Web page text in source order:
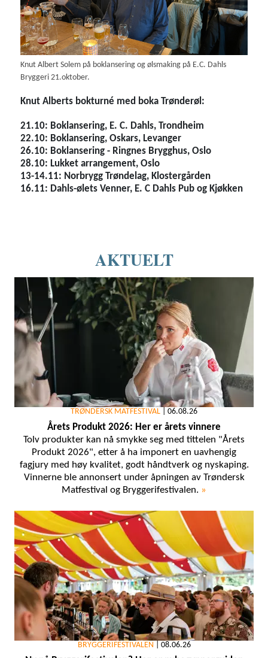
Knut Albert Solem på boklansering og ølsmaking på E.C. Dahls
Bryggeri 21.oktober.
Knut Alberts bokturné med boka Trønderøl:
21.10: Boklansering, E. C. Dahls, Trondheim
22.10: Boklansering, Oskars, Levanger
26.10: Boklansering - Ringnes Brygghus, Oslo
28.10: Lukket arrangement, Oslo
13-14.11: Norbrygg Trøndelag, Klostergården
16.11: Dahls-ølets Venner, E. C Dahls Pub og Kjøkken
AKTUELT
TRØNDERSK MATFESTIVAL 06.08.26
Årets Produkt 2026: Her er årets vinnere
Tolv produkter kan nå smykke seg med tittelen "Årets
Produkt 2026", etter å ha imponert en uavhengig
fagjury med høy kvalitet, godt håndtverk og nyskaping.
Vinnerne ble annonsert under åpningen av Trøndersk
Matfestival og Bryggerifestivalen. »
BRYGGERIFESTIVALEN 08.06.26